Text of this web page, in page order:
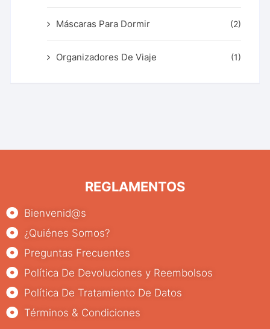
Máscaras Para Dormir (2)
Organizadores De Viaje (1)
REGLAMENTOS
Bienvenid@s
¿Quiénes Somos?
Preguntas Frecuentes
Política De Devoluciones y Reembolsos
Política De Tratamiento De Datos
Términos & Condiciones